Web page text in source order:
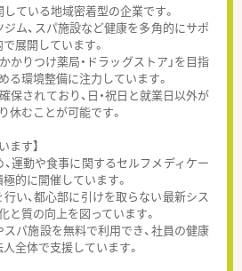
ている地域密着型の企業です。
ム、スパ施設など健康を多角的にサポ
展開しています。
かりつけ薬局・ドラッグストア」を目指
る環境整備に注力しています。
されており、日・祝日と就業日以外が
休むことが可能です。
ます】
運動や食事に関するセルフメディケー
的に開催しています。
い、都心部に引けを取らない最新シス
と質の向上を図っています。
パ施設を無料で利用でき、社員の健康
全体で支援しています。